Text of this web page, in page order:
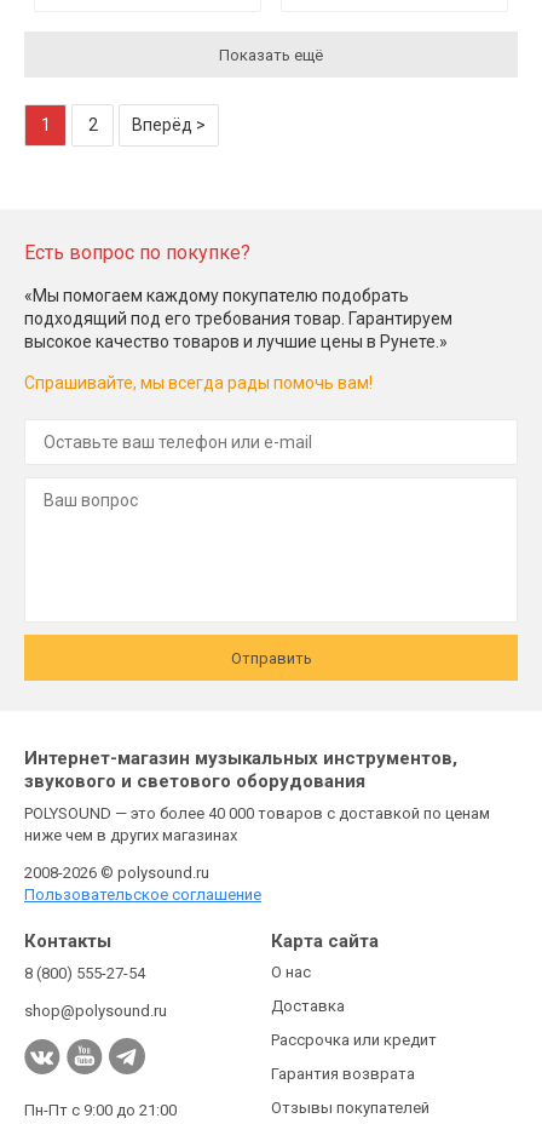
Показать ещё
1 2 Вперёд >
Есть вопрос по покупке?
«Мы помогаем каждому покупателю подобрать
подходящий под его требования товар. Гарантируем
высокое качество товаров и лучшие цены в Рунете.»
Спрашивайте, мы всегда рады помочь вам!
Отправить
Интернет-магазин музыкальных инструментов,
звукового и светового оборудования
POLYSOUND — это более 40 000 товаров с доставкой по ценам
ниже чем в других магазинах
2008-2026 © polysound.ru
Пользовательское соглашение
Контакты
8 (800) 555-27-54
shop@polysound.ru
Пн-Пт с 9:00 до 21:00
Карта сайта
О нас
Доставка
Рассрочка или кредит
Гарантия возврата
Отзывы покупателей